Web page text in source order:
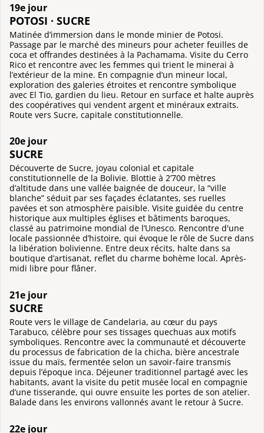
19e jour
POTOSI · SUCRE
Matinée d’immersion dans le monde minier de Potosi.
Passage par le marché des mineurs pour acheter feuilles de
coca et offrandes destinées à la Pachamama. Visite du Cerro
Rico et rencontre avec les femmes qui trient le minerai à
l’extérieur de la mine. En compagnie d’un mineur local,
exploration des galeries étroites et rencontre symbolique
avec El Tio, gardien du lieu. Retour en surface et halte auprès
des coopératives qui vendent argent et minéraux extraits.
Route vers Sucre, capitale constitutionnelle.
20e jour
SUCRE
Découverte de Sucre, joyau colonial et capitale
constitutionnelle de la Bolivie. Blottie à 2’700 mètres
d’altitude dans une vallée baignée de douceur, la “ville
blanche” séduit par ses façades éclatantes, ses ruelles
pavées et son atmosphère paisible. Visite guidée du centre
historique aux multiples églises et bâtiments baroques,
classé au patrimoine mondial de l’Unesco. Rencontre d'une
locale passionnée d’histoire, qui évoque le rôle de Sucre dans
la libération bolivienne. Entre deux récits, halte dans sa
boutique d’artisanat, reflet du charme bohème local. Après-
midi libre pour flâner.
21e jour
SUCRE
Route vers le village de Candelaria, au cœur du pays
Tarabuco, célèbre pour ses tissages quechuas aux motifs
symboliques. Rencontre avec la communauté et découverte
du processus de fabrication de la chicha, bière ancestrale
issue du maïs, fermentée selon un savoir-faire transmis
depuis l’époque inca. Déjeuner traditionnel partagé avec les
habitants, avant la visite du petit musée local en compagnie
d’une tisserande, qui ouvre ensuite les portes de son atelier.
Balade dans les environs vallonnés avant le retour à Sucre.
22e jour